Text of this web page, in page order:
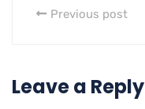
Previous post
Leave a Reply